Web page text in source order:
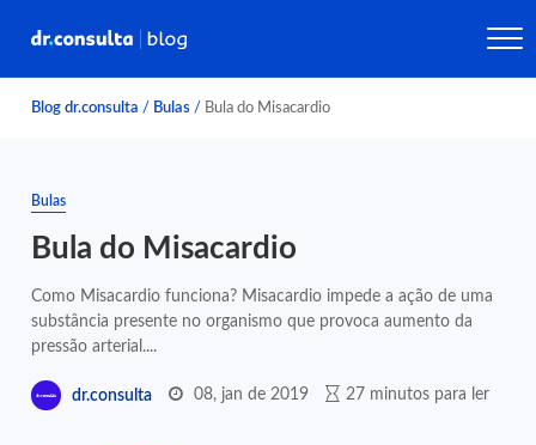
Blog dr.consulta / Bulas / Bula do Misacardio
Bulas
Bula do Misacardio
Como Misacardio funciona? Misacardio impede a ação de uma
substância presente no organismo que provoca aumento da
pressão arterial....
dr.consulta 08, jan de 2019 27 minutos para ler